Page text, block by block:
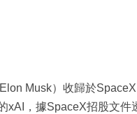
Musk）收歸於SpaceX
xAI，據SpaceX招股文件